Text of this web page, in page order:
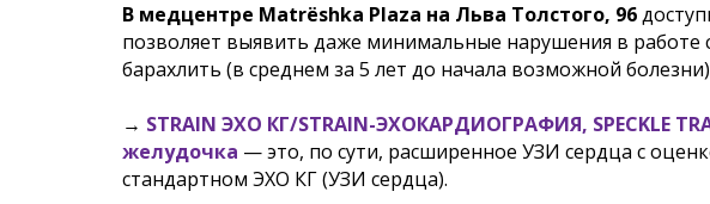
В медцентре Matrёshka Plaza на Льва Толстого, 96
позволяет выявить даже минимальные нарушения в работе
барахлить (в среднем за 5 лет до начала возможной
→ STRАIN ЭХО КГ/STRAIN-ЭХОКАРДИОГРАФИЯ, SPECKLE
желудочка — это, по сути, расширенное УЗИ сердца с
стандартном ЭХО КГ (УЗИ сердца).